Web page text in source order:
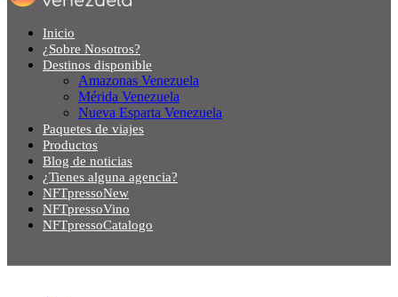
Inicio
¿Sobre Nosotros?
Destinos disponible
Amazonas Venezuela
Mérida Venezuela
Nueva Esparta Venezuela
Paquetes de viajes
Productos
Blog de noticias
¿Tienes alguna agencia?
NFTpressoNew
NFTpressoVino
NFTpressoCatalogo